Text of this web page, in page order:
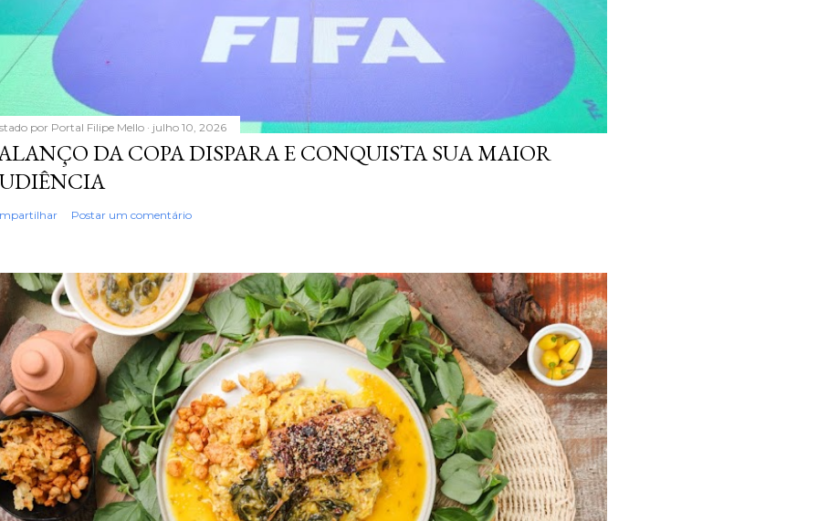
por Portal Filipe Mello julho 10, 2026
DA COPA DISPARA E CONQUISTA SUA MAIOR
Postar um comentário